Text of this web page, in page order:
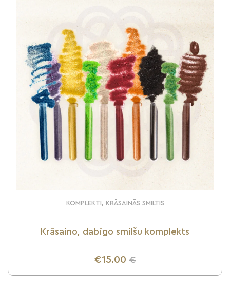
KOMPLEKTI, KRĀSAINĀS SMILTIS
Krāsaino, dabīgo smilšu komplekts
€15.00 €
UZZINI VAIRĀK